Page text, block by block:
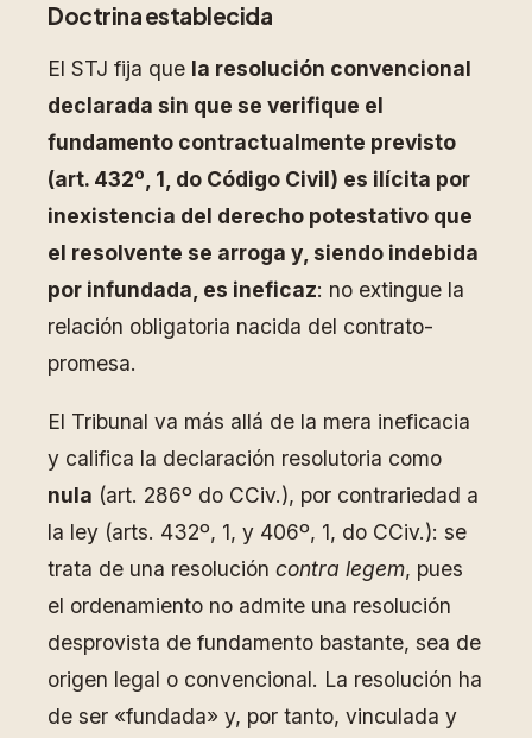
Doctrina establecida
El STJ fija que la resolución convencional
declarada sin que se verifique el
fundamento contractualmente previsto
(art. 432º, 1, do Código Civil) es ilícita por
inexistencia del derecho potestativo que
el resolvente se arroga y, siendo indebida
por infundada, es ineficaz: no extingue la
relación obligatoria nacida del contrato-
promesa.
El Tribunal va más allá de la mera ineficacia
y califica la declaración resolutoria como
nula (art. 286º do CCiv.), por contrariedad a
la ley (arts. 432º, 1, y 406º, 1, do CCiv.): se
trata de una resolución contra legem, pues
el ordenamiento no admite una resolución
desprovista de fundamento bastante, sea de
origen legal o convencional. La resolución ha
de ser «fundada» y, por tanto, vinculada y